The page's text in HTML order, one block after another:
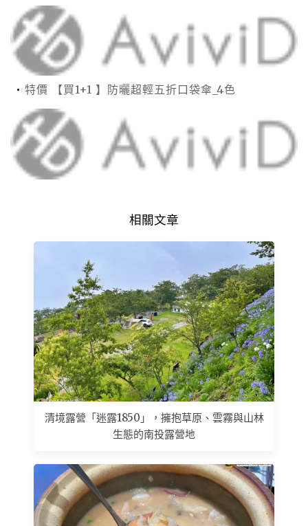
特價 【買1+1 】防曬超輕五折口袋傘_4色
相關文章
清境露營「迷露1850」，擁抱草原、雲霧與山林
生態的南投露營地